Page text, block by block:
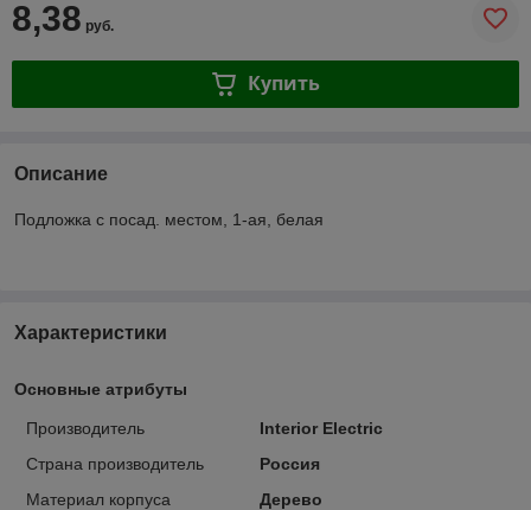
8,38 руб.
Купить
Описание
Подложка с посад. местом, 1-ая, белая
Характеристики
Основные атрибуты
Производитель
Interior Electric
Страна производитель
Россия
Материал корпуса
Дерево